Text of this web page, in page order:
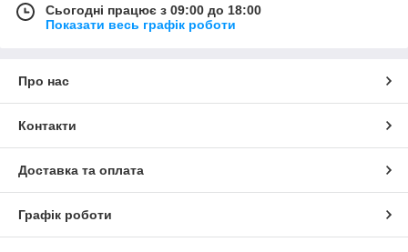
Сьогодні працює з 09:00 до 18:00
Показати весь графік роботи
Про нас
Контакти
Доставка та оплата
Графік роботи